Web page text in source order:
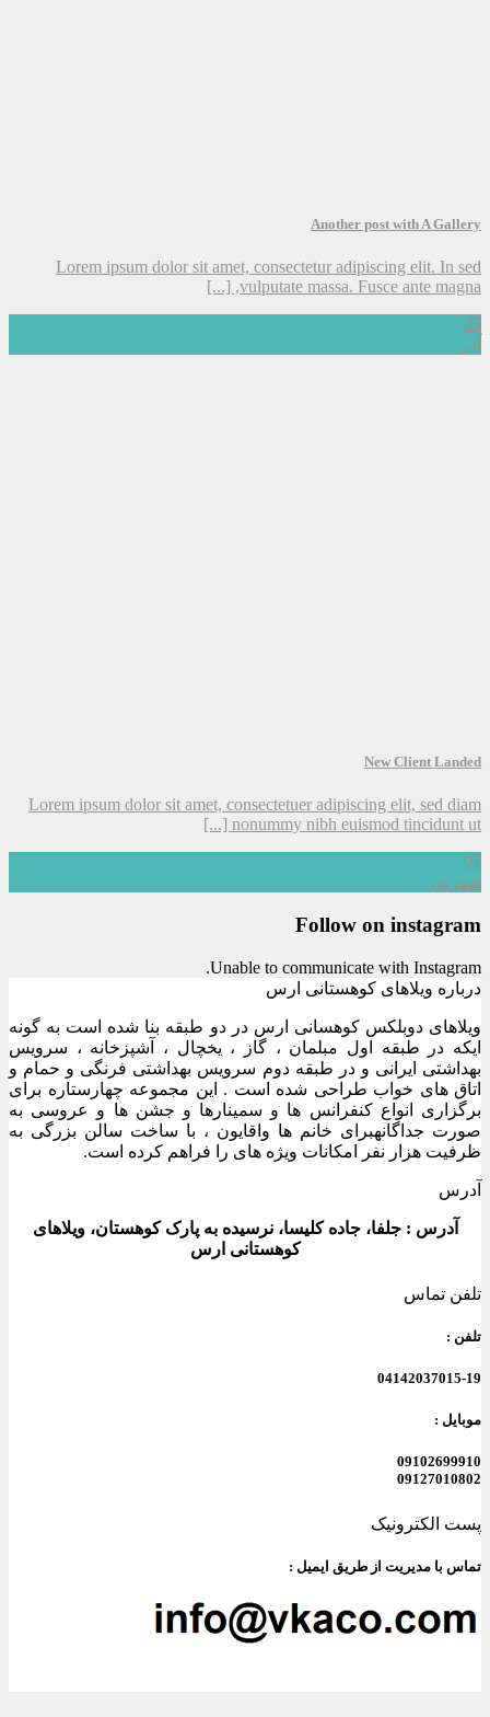
Another post with A Gallery
Lorem ipsum dolor sit amet, consectetur adipiscing elit. In sed
vulputate massa. Fusce ante magna, [...]
25
آذر
New Client Landed
Lorem ipsum dolor sit amet, consectetuer adipiscing elit, sed diam
nonummy nibh euismod tincidunt ut [...]
07
شهریور
Follow on instagram
Unable to communicate with Instagram.
درباره ویلاهای کوهستانی ارس
ویلاهای دوبلکس کوهسانی ارس در دو طبقه بنا شده است به گونه
ایکه در طبقه اول مبلمان ، گاز ، یخچال ، آشپزخانه ، سرویس
بهداشتی ایرانی و در طبقه دوم سرویس بهداشتی فرنگی و حمام و
اتاق های خواب طراحی شده است . این مجموعه چهارستاره برای
برگزاری انواع کنفرانس ها و سمینارها و جشن ها و عروسی به
صورت جداگانهبرای خانم ها واقایون ، با ساخت سالن بزرگی به
ظرفیت هزار نفر امکانات ویژه های را فراهم کرده است.
آدرس
آدرس : جلفا، جاده کلیسا، نرسیده به پارک کوهستان، ویلاهای
کوهستانی ارس
تلفن تماس
تلفن :
04142037015-19
موبایل :
09102699910
09127010802
پست الکترونیک
تماس با مدیریت از طریق ایمیل :